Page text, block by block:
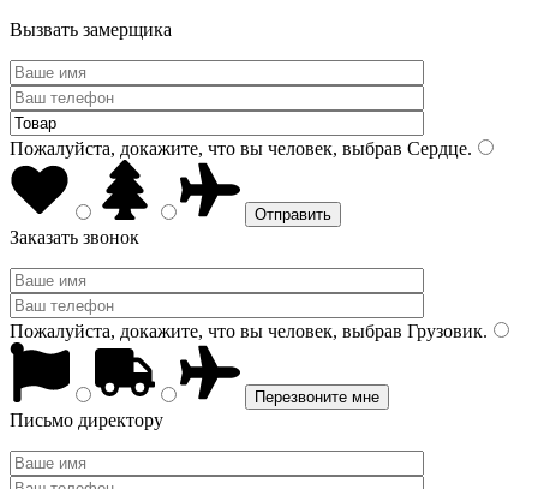
Вызвать замерщика
Пожалуйста, докажите, что вы человек, выбрав Сердце.
Заказать звонок
Пожалуйста, докажите, что вы человек, выбрав Грузовик.
Письмо директору